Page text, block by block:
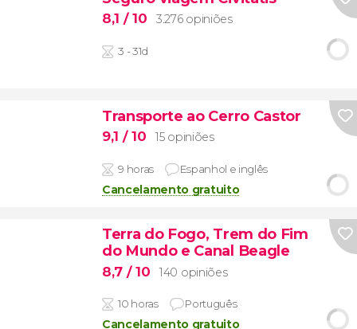
8,1 / 10 3.276 opiniões
3 - 31d
Transporte ao Cerro Castor
9,1 / 10 15 opiniões
9 horas Espanhol e inglês
Cancelamento gratuito
Terra do Fogo, Trem do Fim
do Mundo e Canal Beagle
8,7 / 10 140 opiniões
10 horas Português
Cancelamento gratuito